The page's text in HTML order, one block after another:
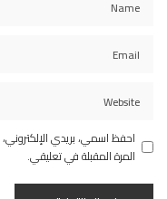
احفظ اسمي، بريدي
المرة المقبلة في تعليقي.